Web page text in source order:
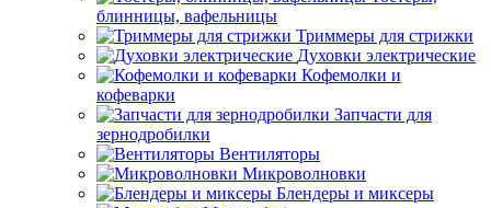
блинницы, вафельницы
Триммеры для стрижки
Духовки электрические
Кофемолки и
кофеварки
Запчасти для
зернодробилки
Вентиляторы
Микроволновки
Блендеры и миксеры